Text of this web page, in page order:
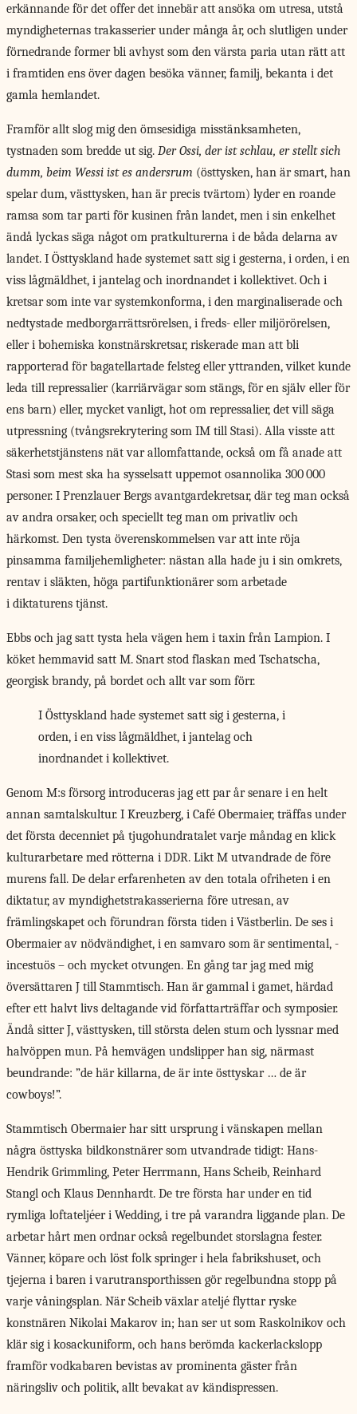
erkännande för det offer det innebär att ansöka om utresa, utstå
myndigheternas trakasserier under många år, och slutligen under
förnedrande former bli avhyst som den värsta paria utan rätt att
i framtiden ens över dagen besöka vänner, familj, bekanta i det
gamla hemlandet.
Framför allt slog mig den ömsesidiga misstänksamheten,
tystnaden som bredde ut sig. Der Ossi, der ist schlau, er stellt sich
dumm, beim Wessi ist es andersrum (östtysken, han är smart, han
spelar dum, väst­tysken, han är precis tvärtom) lyder en roande
ramsa som tar parti för kusinen från landet, men i sin enkelhet
ändå lyckas säga något om pratkulturerna i de båda delarna av
landet. I Östtyskland hade systemet satt sig i gesterna, i orden, i en
viss lågmäldhet, i jantelag och inordnandet i kollektivet. Och i
kretsar som inte var systemkonforma, i den marginaliserade och
ned­tystade medborgarrättsrörelsen, i freds- eller miljörörelsen,
eller i bohemiska konstnärskretsar, riskerade man att bli
rapporterad för bagatellartade felsteg eller yttranden, vilket kunde
leda till repressalier (ka­rriärvägar som stängs, för en själv eller för
ens barn) eller, mycket vanligt, hot om repressalier, det vill säga
utpressning (tvångs­rekrytering som IM till Stasi). Alla visste att
säkerhetstjänstens nät var allomfattande, också om få anade att
Stasi som mest ska ha sysselsatt uppemot osannolika 300 000
personer. I Prenzlauer Bergs avantgardekretsar, där teg man också
av andra orsaker, och speciellt teg man om privatliv och
härkomst. Den tysta överenskommelsen var att inte röja
pinsamma familjehemligheter: nästan alla hade ju i sin omkrets,
rentav i släkten, höga partifunktionärer som arbetade
i diktaturens tjänst.
Ebbs och jag satt tysta hela vägen hem i taxin från Lampion. I
köket hemmavid satt M. Snart stod flaskan med Tschatscha,
georgisk brandy, på bordet och allt var som förr.
I Östtyskland hade systemet satt sig i gesterna, i
orden, i en viss lågmäldhet, i jantelag och
inordnandet i kollektivet.
Genom M:s försorg introduceras jag ett par år senare i en helt
annan samtalskultur. I Kreuzberg, i Café Obermaier, träffas under
det första decenniet på tjugohundratalet varje måndag en klick
kulturarbetare med rötterna i DDR. Likt M utvandrade de före
murens fall. De delar erfarenheten av den totala ofriheten i en
diktatur, av myndighetstrakasserierna före utresan, av
främlingskapet och förundran första tiden i Västberlin. De ses i
Obermaier av nödvändighet, i en samvaro som är sentimental, ­
incestuös – och mycket otvungen. En gång tar jag med mig
översättaren J till Stammtisch. Han är gammal i gamet, härdad
efter ett halvt livs deltagande vid författarträffar och symposier.
Ändå sitter J, västtysken, till största delen stum och lyssnar med
halvöppen mun. På hemvägen undslipper han sig, närmast
beundrande: ”de här killarna, de är inte östtyskar … de är
cowboys!”.
Stammtisch Obermaier har sitt ursprung i vänskapen mellan
några östtyska bildkonstnärer som utvandrade tidigt: Hans-
Hendrik Grimmling, Peter Herrmann, Hans Scheib, Reinhard
Stangl och Klaus Dennhardt. De tre första har under en tid
rymliga loftateljéer i Wedding, i tre på varandra liggande plan. De
arbetar hårt men ordnar också regelbundet storslagna fester.
Vänner, köpare och löst folk springer i hela fabrikshuset, och
tjejerna i baren i varutransporthissen gör regelbundna stopp på
varje våningsplan. När Scheib växlar ateljé flyttar ryske
konstnären Nikolai Makarov in; han ser ut som Raskolnikov och
klär sig i kosackuniform, och hans berömda kackerlacks­lopp
framför vodkabaren bevistas av prominenta gäster från
näringsliv och politik, allt bevakat av kändispressen.